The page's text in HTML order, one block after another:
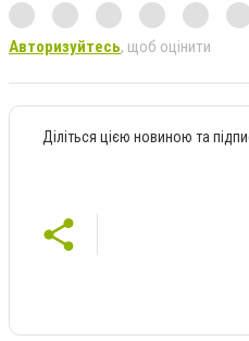
Авторизуйтесь, щоб оцінити
Діліться цією новиною та